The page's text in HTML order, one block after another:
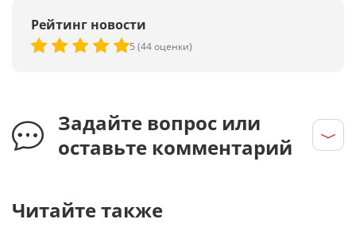
Рейтинг новости
5 (44 оценки)
Задайте вопрос или
оставьте комментарий
Читайте также